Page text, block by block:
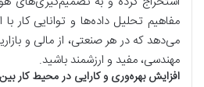
مفاهیم تحلیل داده‌ها و توانایی کار
می‌دهد که در هر صنعتی، از مالی و
مهندسی، مفید و ارزشمند باشید.
افزایش بهره‌وری و کارایی در محیط کار